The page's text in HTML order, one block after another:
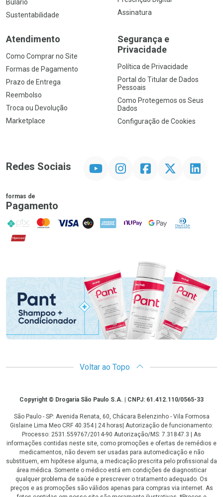
Bulário
Sustentabilidade
Assinatura
Atendimento
Como Comprar no Site
Formas de Pagamento
Prazo de Entrega
Reembolso
Troca ou Devolução
Marketplace
Segurança e
Privacidade
Política de Privacidade
Portal do Titular de Dados
Pessoais
Como Protegemos os Seus
Dados
Configuração de Cookies
Redes Sociais InstagramFacebookTwitter Linkedin
formas de
Pagamento
PIX MasterCard
VISA ELO AMEX NuPay Google PayDiners Club
Hipercard
Promoção em Destaque
Voltar ao Topo
CopyrightCopyright © Drogaria São Paulo S.A. | CNPJ: 61.412.110/0565-33
São Paulo - SP: Avenida Renata, 60, Chácara Belenzinho - Vila Formosa
Gislaine Lima Meo CRF 40.354 | 24 horas| Autorização de funcionamento:
Processo: 2531.559767/2014-90 Autorização/MS: 7.31847.3 | As
informações contidas neste site, como promoções e ofertas de remédios e
medicamentos, não devem ser usadas para automedicação e não
substituem, em hipótese alguma, a medicação prescrita pelo profissional da
área médica. Somente o médico está em condições de diagnosticar
qualquer problema de saúde e prescrever o tratamento adequado. Os
preços e as promoções são válidos apenas para compras via internet. As